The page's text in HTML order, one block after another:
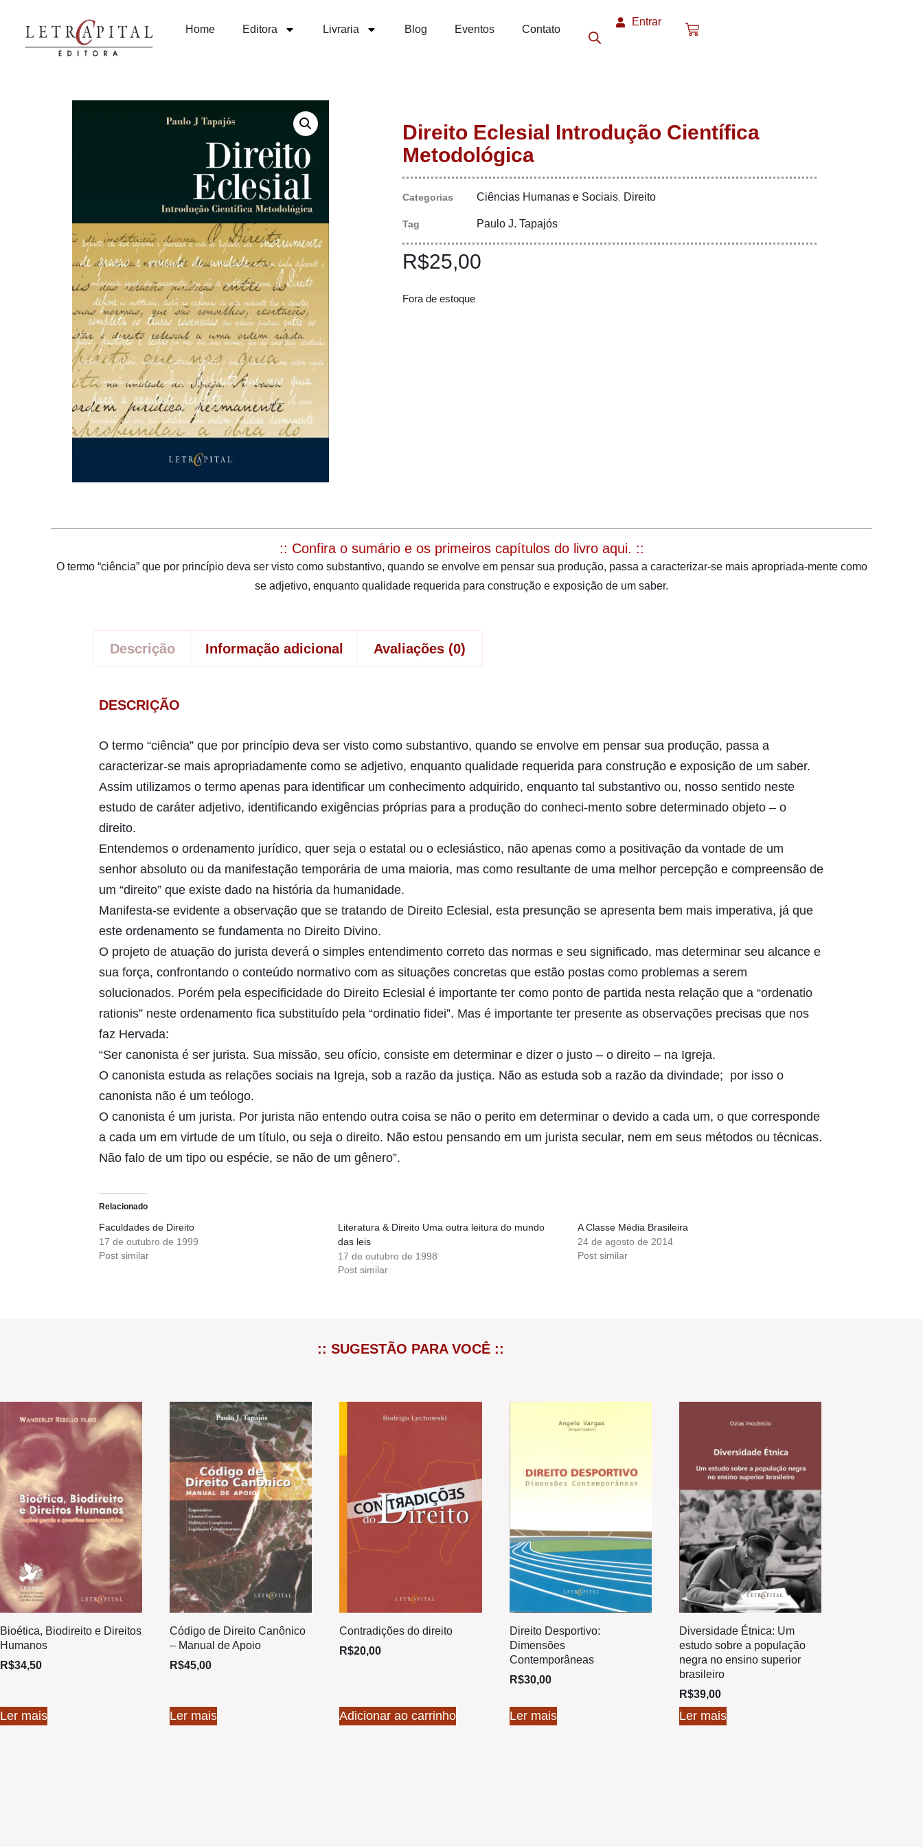
Home Editora Livraria Blog Eventos Contato
Entrar
Direito Eclesial Introdução Científica
Metodológica
Categorias Ciências Humanas e Sociais, Direito
Tag Paulo J. Tapajós
R$25,00
Fora de estoque
:: Confira o sumário e os primeiros capítulos do livro aqui. ::
O termo “ciência” que por princípio deva ser visto como substantivo, quando se envolve em pensar sua produção, passa a caracterizar-se mais apropriada-mente como
se adjetivo, enquanto qualidade requerida para construção e exposição de um saber.
Descrição Informação adicional Avaliações (0)
DESCRIÇÃO
O termo “ciência” que por princípio deva ser visto como substantivo, quando se envolve em pensar sua produção, passa a
caracterizar-se mais apropriadamente como se adjetivo, enquanto qualidade requerida para construção e exposição de um saber.
Assim utilizamos o termo apenas para identificar um conhecimento adquirido, enquanto tal substantivo ou, nosso sentido neste
estudo de caráter adjetivo, identificando exigências próprias para a produção do conheci-mento sobre determinado objeto – o
direito.
Entendemos o ordenamento jurídico, quer seja o estatal ou o eclesiástico, não apenas como a positivação da vontade de um
senhor absoluto ou da manifestação temporária de uma maioria, mas como resultante de uma melhor percepção e compreensão de
um “direito” que existe dado na história da humanidade.
Manifesta-se evidente a observação que se tratando de Direito Eclesial, esta presunção se apresenta bem mais imperativa, já que
este ordenamento se fundamenta no Direito Divino.
O projeto de atuação do jurista deverá o simples entendimento correto das normas e seu significado, mas determinar seu alcance e
sua força, confrontando o conteúdo normativo com as situações concretas que estão postas como problemas a serem
solucionados. Porém pela especificidade do Direito Eclesial é importante ter como ponto de partida nesta relação que a “ordenatio
rationis” neste ordenamento fica substituído pela “ordinatio fidei”. Mas é importante ter presente as observações precisas que nos
faz Hervada:
“Ser canonista é ser jurista. Sua missão, seu ofício, consiste em determinar e dizer o justo – o direito – na Igreja.
O canonista estuda as relações sociais na Igreja, sob a razão da justiça. Não as estuda sob a razão da divindade; por isso o
canonista não é um teólogo.
O canonista é um jurista. Por jurista não entendo outra coisa se não o perito em determinar o devido a cada um, o que corresponde
a cada um em virtude de um título, ou seja o direito. Não estou pensando em um jurista secular, nem em seus métodos ou técnicas.
Não falo de um tipo ou espécie, se não de um gênero”.
Relacionado
Faculdades de Direito
17 de outubro de 1999
Post similar
Literatura & Direito Uma outra leitura do mundo
das leis
17 de outubro de 1998
Post similar
A Classe Média Brasileira
24 de agosto de 2014
Post similar
:: SUGESTÃO PARA VOCÊ ::
Bioética, Biodireito e Direitos
Humanos
R$34,50
Ler mais
Código de Direito Canônico
– Manual de Apoio
R$45,00
Ler mais
Contradições do direito
R$20,00
Adicionar ao carrinho
Direito Desportivo:
Dimensões
Contemporâneas
R$30,00
Ler mais
Diversidade Étnica: Um
estudo sobre a população
negra no ensino superior
brasileiro
R$39,00
Ler mais